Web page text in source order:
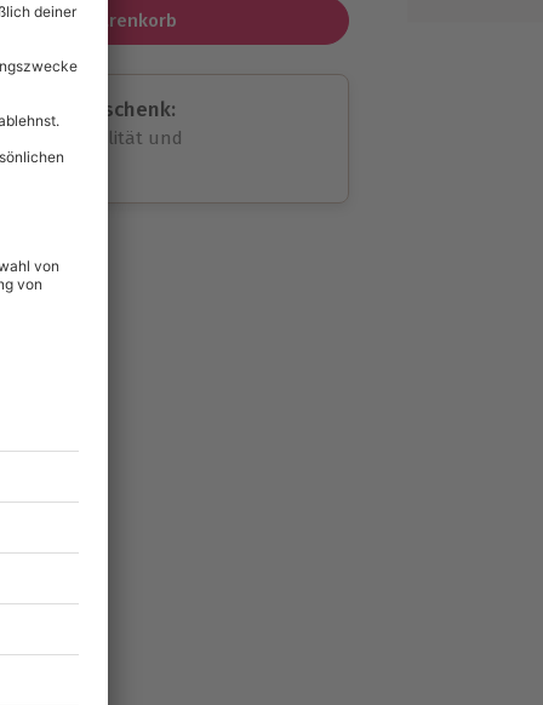
In den Warenkorb
Geschenk:
volle Flexibilität und